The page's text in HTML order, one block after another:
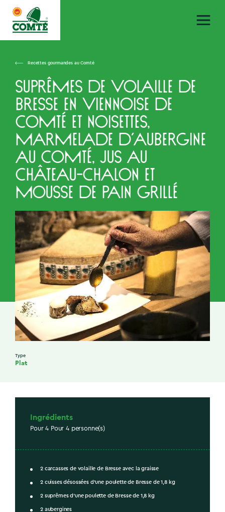
Recettes gourmandes au Comté
Suprêmes de volaille de
bresse en viennoise de
Comté et noisettes,
marmelade d’aubergine
au Comté, jus au
Château-Chalon et
mousse de pain grillé
Type
Plat
Ingrédients
Pour 4 Pour 4 personne(s)
2 carcasses de volaille de Bresse avec la graisse
2 cuisses désossées d’une poulette de Bresse de 1,8 kg
2 suprêmes d’une poulette de Bresse de 1,8 kg
2 aubergines